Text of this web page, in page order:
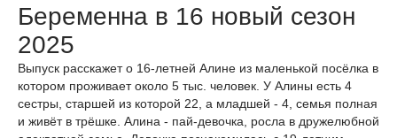
Беременна в 16 новый сезон
2025
Выпуск расскажет о 16-летней Алине из маленькой посёлка в
котором проживает около 5 тыс. человек. У Алины есть 4
сестры, старшей из которой 22, а младшей - 4, семья полная
и живёт в трёшке. Алина - пай-девочка, росла в дружелюбной